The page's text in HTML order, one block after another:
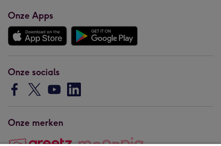
Onze Apps
Onze socials
Onze merken